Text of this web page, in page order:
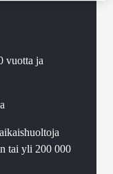
vuotta ja
tai yli 200 000